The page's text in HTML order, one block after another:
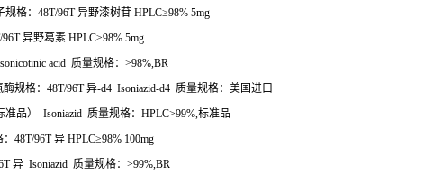
格： 48T/96T异野漆树苷 HPLC≥98% 5mg
96T异野葛素 HPLC≥98% 5mg
acid 质量规格： >98%,BR
规格： 48T/96T异-d4 Isoniazid-d4 质量规格：美国进口
品） Isoniazid 质量规格： HPLC>99%, 标准品
48T/96T异 HPLC≥98% 100mg
异 Isoniazid 质量规格： >99%,BR